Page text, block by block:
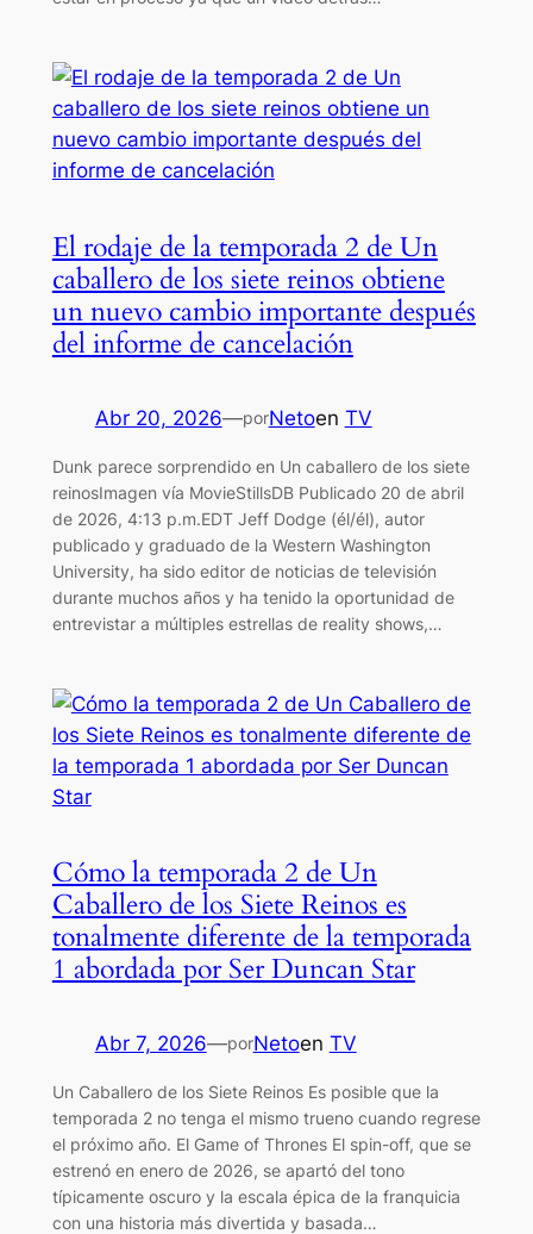
El rodaje de la temporada 2 de Un
caballero de los siete reinos obtiene
un nuevo cambio importante después
del informe de cancelación
Abr 20, 2026—porNetoen TV
Dunk parece sorprendido en Un caballero de los siete
reinosImagen vía MovieStillsDB Publicado 20 de abril
de 2026, 4:13 p.m.EDT Jeff Dodge (él/él), autor
publicado y graduado de la Western Washington
University, ha sido editor de noticias de televisión
durante muchos años y ha tenido la oportunidad de
entrevistar a múltiples estrellas de reality shows,…
Cómo la temporada 2 de Un
Caballero de los Siete Reinos es
tonalmente diferente de la temporada
1 abordada por Ser Duncan Star
Abr 7, 2026—porNetoen TV
Un Caballero de los Siete Reinos Es posible que la
temporada 2 no tenga el mismo trueno cuando regrese
el próximo año. El Game of Thrones El spin-off, que se
estrenó en enero de 2026, se apartó del tono
típicamente oscuro y la escala épica de la franquicia
con una historia más divertida y basada…